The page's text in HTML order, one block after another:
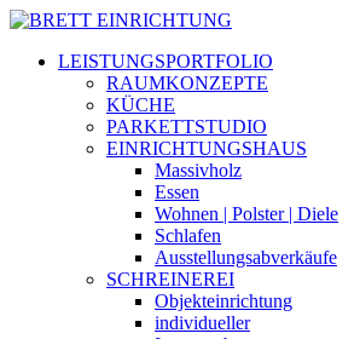
LEISTUNGSPORTFOLIO
RAUMKONZEPTE
KÜCHE
PARKETTSTUDIO
EINRICHTUNGSHAUS
Massivholz
Essen
Wohnen | Polster | Diele
Schlafen
Ausstellungsabverkäufe
SCHREINEREI
Objekteinrichtung
individueller